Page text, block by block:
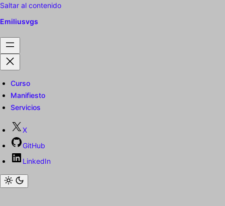
Saltar al contenido
Emiliusvgs
Curso
Manifiesto
Servicios
X
GitHub
LinkedIn